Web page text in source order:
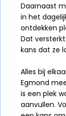
Daarnaast
in het
ontdekken
Dat
kans dat ze
Alles bij
Egmond
is een plek
aanvullen.